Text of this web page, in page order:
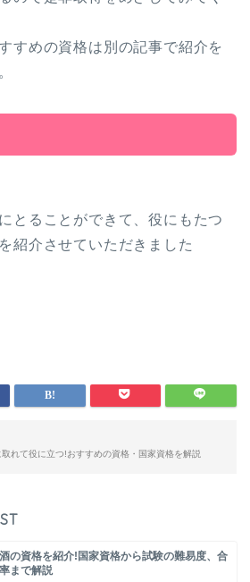
すめの資格は別の記事で紹介を
とることができて、役にもたつ
紹介させていただきました
れて役に立つ!おすすめの資格・国家資格を解説
の資格を紹介!国家資格から試験の難易度、合
まで解説